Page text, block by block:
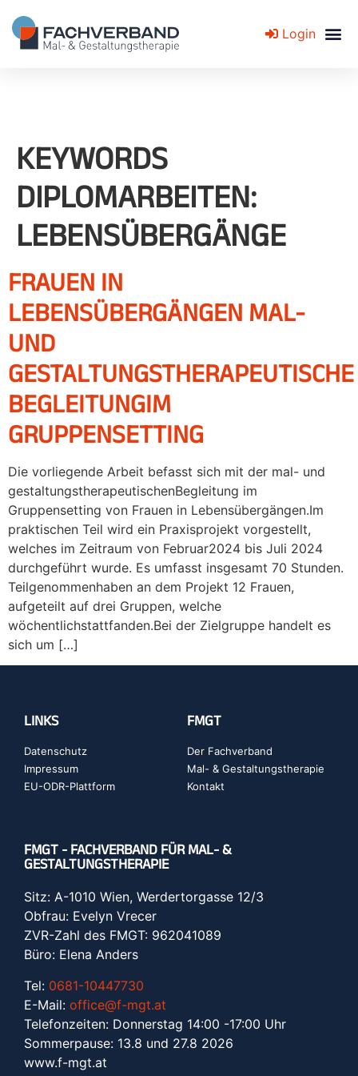
Login
KEYWORDS
DIPLOMARBEITEN:
LEBENSÜBERGÄNGE
FRAUEN IN
LEBENSÜBERGÄNGEN MAL-
UND
GESTALTUNGSTHERAPEUTISCHE
BEGLEITUNGIM
GRUPPENSETTING
Die vorliegende Arbeit befasst sich mit der mal- und
gestaltungstherapeutischenBegleitung im
Gruppensetting von Frauen in Lebensübergängen.Im
praktischen Teil wird ein Praxisprojekt vorgestellt,
welches im Zeitraum von Februar2024 bis Juli 2024
durchgeführt wurde. Es umfasst insgesamt 70 Stunden.
Teilgenommenhaben an dem Projekt 12 Frauen,
aufgeteilt auf drei Gruppen, welche
wöchentlichstattfanden.Bei der Zielgruppe handelt es
sich um […]
LINKS
Datenschutz
Impressum
EU-ODR-Plattform
FMGT
Der Fachverband
Mal- & Gestaltungstherapie
Kontakt
FMGT - FACHVERBAND FÜR MAL- &
GESTALTUNGSTHERAPIE
Sitz: A-1010 Wien, Werdertorgasse 12/3
Obfrau: Evelyn Vrecer
ZVR-Zahl des FMGT: 962041089
Büro: Elena Anders
Tel: 0681-10447730
E-Mail: office@f-mgt.at
Telefonzeiten: Donnerstag 14:00 -17:00 Uhr
Sommerpause: 13.8 und 27.8 2026
www.f-mgt.at